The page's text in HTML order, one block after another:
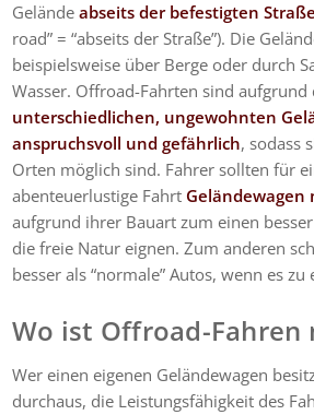
Geländeabseits der befestigten Straße
road” = “abseits der Straße”). Die
beispielsweise über Berge oder durch
Wasser. Offroad-Fahrten sind aufgrund
unterschiedlichen, ungewohnten
anspruchsvoll und gefährlich, sodass
Orten möglich sind. Fahrer sollten für
abenteuerlustige Fahrt Geländewagen
aufgrund ihrer Bauart zum einen
die freie Natur eignen. Zum anderen
besser als “normale” Autos, wenn es zu
Wo ist Offroad-Fahren
Wer einen eigenen Geländewagen
durchaus, die Leistungsfähigkeit des